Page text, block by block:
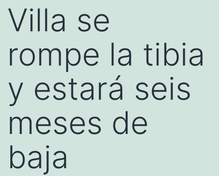
Villa se
rompe la tibia
y estará seis
meses de
baja